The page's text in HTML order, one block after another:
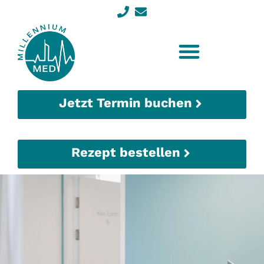
Jetzt Termin buchen
Rezept bestellen